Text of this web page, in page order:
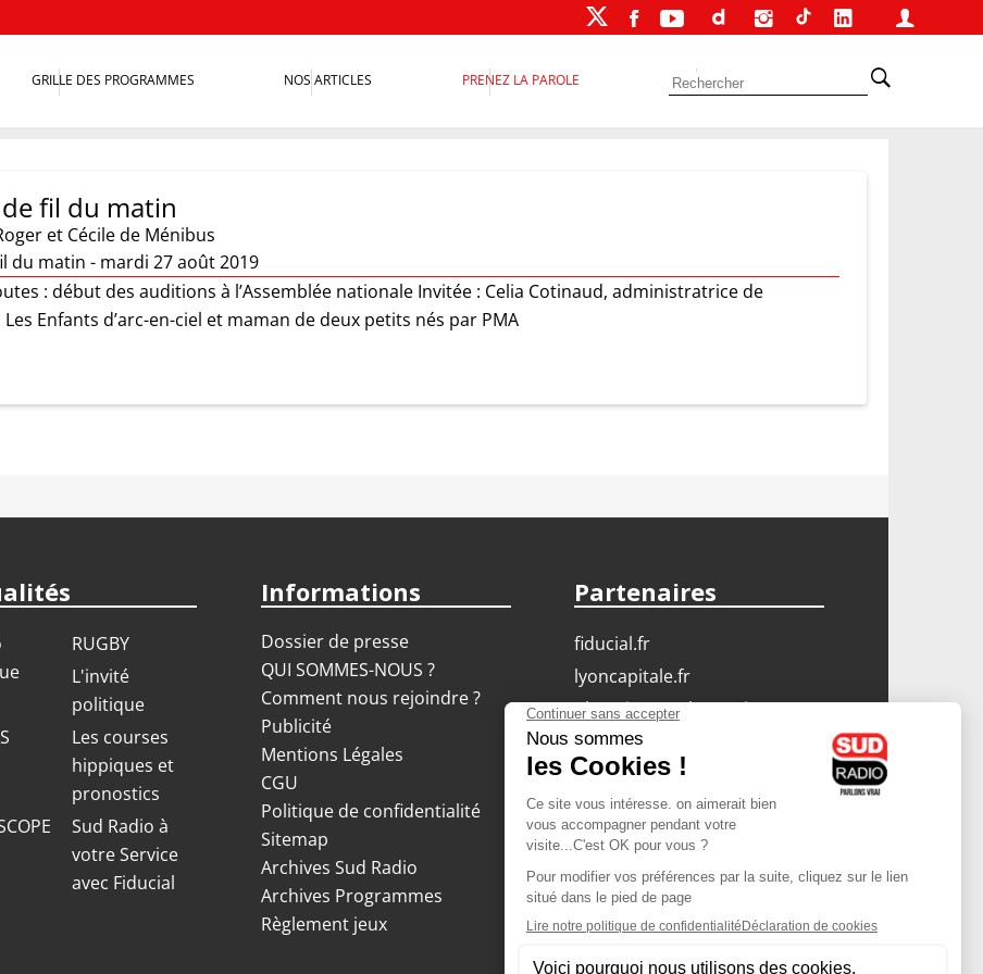
GRILLE DES PROGRAMMES NOS ARTICLES PRENEZ LA PAROLE
fil du matin
et Cécile de Ménibus
du matin - mardi 27 août 2019
: début des auditions à l’Assemblée nationale Invitée : Celia Cotinaud, administratrice de
Les Enfants d’arc-en-ciel et maman de deux petits nés par PMA
RUGBY
L'invité
politique
Les courses
hippiques et
pronostics
Sud Radio à
votre Service
avec Fiducial
Informations
Dossier de presse
QUI SOMMES-NOUS ?
Comment nous rejoindre ?
Publicité
Mentions Légales
CGU
Politique de confidentialité
Sitemap
Archives Sud Radio
Archives Programmes
Règlement jeux
Partenaires
fiducial.fr
lyoncapitale.fr
olympique-et-lyonnais.com
L'application Iphone
/ Android
Téléchargez l'application
Les cookies